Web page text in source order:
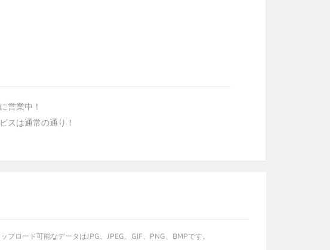
営業中！
スは通常の通り！
ロード可能なデータはJPG、JPEG、GIF、PNG、BMPです。